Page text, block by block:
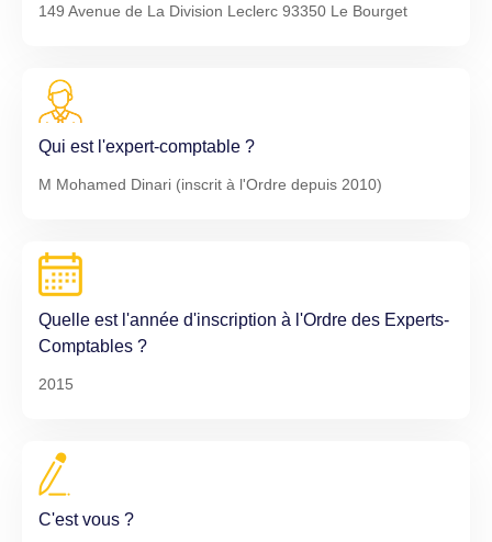
149 Avenue de La Division Leclerc 93350 Le Bourget
Qui est l'expert-comptable ?
M Mohamed Dinari (inscrit à l'Ordre depuis 2010)
Quelle est l'année d'inscription à l'Ordre des Experts-
Comptables ?
2015
C'est vous ?